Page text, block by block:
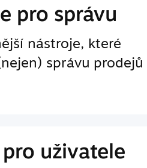
pro správu
nástroje, které
správu prodejů
uživatele